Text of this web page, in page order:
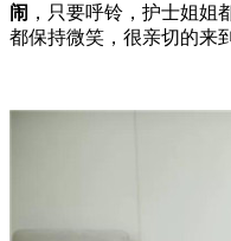
闹 ，只要呼铃，护士姐姐
都保持微笑，很亲切的来